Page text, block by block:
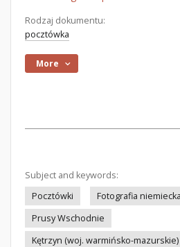
Rodzaj dokumentu:
pocztówka
More
Subject and keywords:
Pocztówki
Fotografia niemiecka
Prusy Wschodnie
Kętrzyn (woj. warmińsko-mazurskie)